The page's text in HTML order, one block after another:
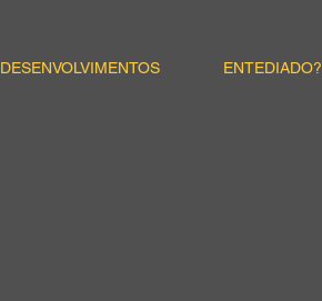
DESENVOLVIMENTOS ENTEDIADO?